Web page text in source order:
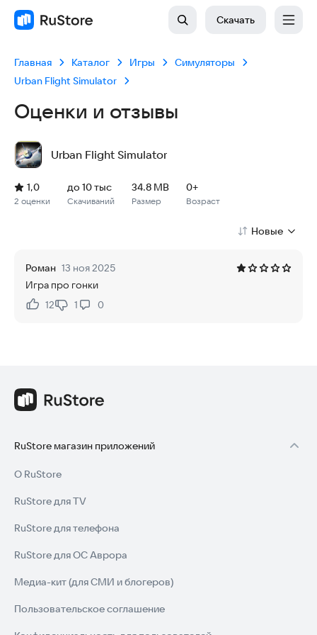
Скачать
Главная Каталог Игры
Симуляторы
Urban Flight Simulator
Оценки и отзывы
Urban Flight Simulator
Рейтинг: 1,0, 2 оценки
Скачиваний: до 10 тыс
Размер файла: 34.8 MB
Возрастное ограничение: 34.8 MB
2 оценки
1,0
Скачиваний
до 10 тыс
Размер
34.8 MB
Возраст
0+
Новые
Роман 13 ноя 2025
Игра про гонки
Нравится:
12Не нравится:
1 0
RuStore магазин приложений
О RuStore
RuStore для TV
RuStore для телефона
RuStore для ОС Аврора
Медиа-кит (для СМИ и блогеров)
Пользовательское соглашение